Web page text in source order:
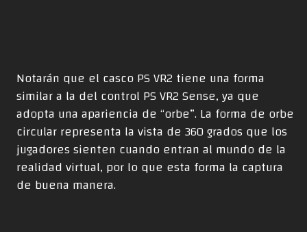
Notarán que el casco PS VR2 tiene una forma
similar a la del control PS VR2 Sense, ya que
adopta una apariencia de “orbe”. La forma de orbe
circular representa la vista de 360 grados que los
jugadores sienten cuando entran al mundo de la
realidad virtual, por lo que esta forma la captura
de buena manera.